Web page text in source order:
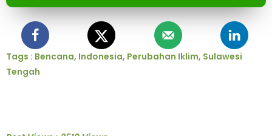
Tags : Bencana, Indonesia, Perubahan Iklim, Sulawesi
Tengah